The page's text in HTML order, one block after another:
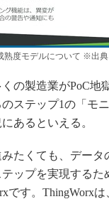
度モデルについて ※出典
の製造業がPoC地
ステップ1の「モ
あるといえる。
たくても、データ
ップを実現する
です。ThingWorx